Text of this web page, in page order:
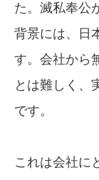
た。滅私奉公
背景には、日
す。会社から
とは難しく、
です。
これは会社に